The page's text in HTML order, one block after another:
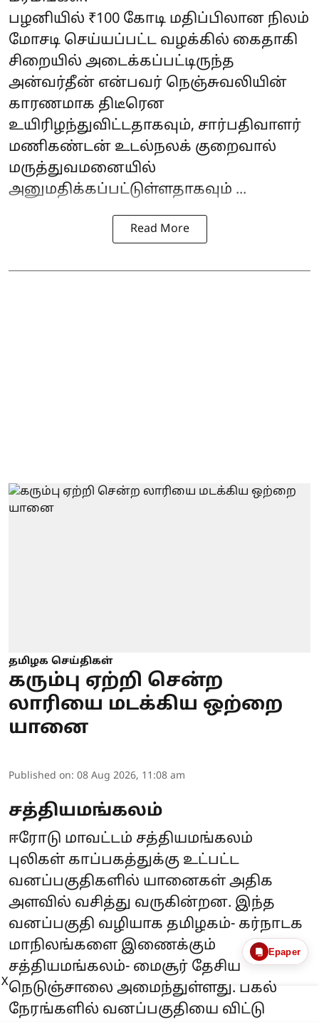
பழனியில் ₹100 கோடி மதிப்பிலான நிலம்
மோசடி செய்யப்பட்ட வழக்கில் கைதாகி
சிறையில் அடைக்கப்பட்டிருந்த
அன்வர்தீன் என்பவர் நெஞ்சுவலியின்
காரணமாக திடீரென
உயிரிழந்துவிட்டதாகவும், சார்பதிவாளர்
மணிகண்டன் உடல்நலக் குறைவால்
மருத்துவமனையில்
அனுமதிக்கப்பட்டுள்ளதாகவும் ...
Read More
தமிழக செய்திகள்
கரும்பு ஏற்றி சென்ற
லாரியை மடக்கிய ஒற்றை
யானை
Published on: 08 Aug 2026, 11:08 am
சத்தியமங்கலம்
ஈரோடு மாவட்டம் சத்தியமங்கலம்
புலிகள் காப்பகத்துக்கு உட்பட்ட
வனப்பகுதிகளில் யானைகள் அதிக
அளவில் வசித்து வருகின்றன. இந்த
வனப்பகுதி வழியாக தமிழகம்- கர்நாடக
மாநிலங்களை இணைக்கும்
சத்தியமங்கலம்- மைசூர் தேசிய
நெடுஞ்சாலை அமைந்துள்ளது. பகல்
நேரங்களில் வனப்பகுதியை விட்டு
Epaper
X